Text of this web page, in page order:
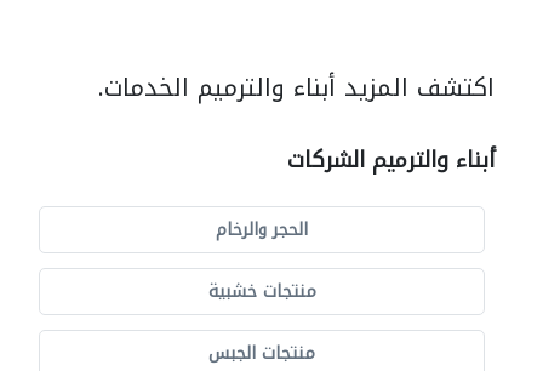
اكتشف المزيد أبناء والترميم الخدمات.
أبناء والترميم الشركات
الحجر والرخام
منتجات خشبية
منتجات الجبس